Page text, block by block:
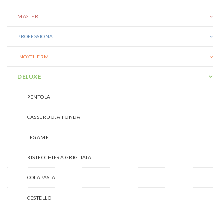
MASTER
PROFESSIONAL
INOXTHERM
DELUXE
PENTOLA
CASSERUOLA FONDA
TEGAME
BISTECCHIERA GRIGLIATA
COLAPASTA
CESTELLO